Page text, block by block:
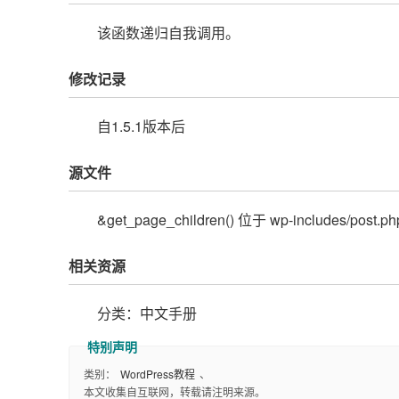
该函数递归自我调用。
修改记录
自1.5.1版本后
源文件
&get_page_children() 位于 wp-includes/
相关资源
分类：中文手册
类别： WordPress教程 、
本文收集自互联网，转载请注明来源。